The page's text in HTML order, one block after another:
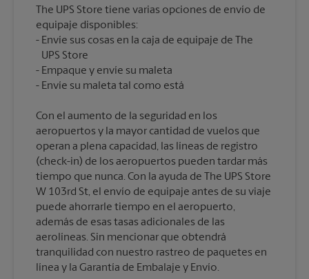
The UPS Store tiene varias opciones de envío de
equipaje disponibles:
Envíe sus cosas en la caja de equipaje de The
UPS Store
Empaque y envíe su maleta
Con el aumento de la seguridad en los
aeropuertos y la mayor cantidad de vuelos que
operan a plena capacidad, las líneas de registro
(check-in) de los aeropuertos pueden tardar más
tiempo que nunca. Con la ayuda de The UPS Store
W 103rd St, el envío de equipaje antes de su viaje
puede ahorrarle tiempo en el aeropuerto,
además de esas tasas adicionales de las
aerolíneas. Sin mencionar que obtendrá
tranquilidad con nuestro rastreo de paquetes en
línea y la Garantía de Embalaje y Envío.